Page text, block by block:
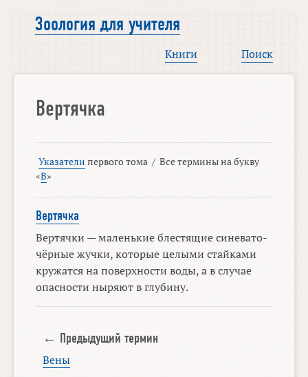
Зоология для учителя
Книги Поиск
Вертячка
Указатели первого тома / Все термины на букву
«В»
Вертячка
Вертячки — маленькие блестящие синевато-
чёрные жучки, которые целыми стайками
кружатся на поверхности воды, а в случае
опасности ныряют в глубину.
← Предыдущий термин
Вены